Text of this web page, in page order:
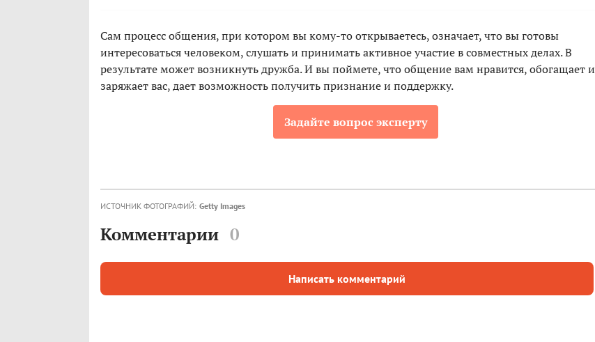
Сам процесс общения, при котором вы кому-то открываетесь, означает, что вы готовы
интересоваться человеком, слушать и принимать активное участие в совместных делах. В
результате может возникнуть дружба. И вы поймете, что общение вам нравится, обогащает и
заряжает вас, дает возможность получить признание и поддержку.
Задайте вопрос эксперту
ИСТОЧНИК ФОТОГРАФИЙ: Getty Images
Комментарии 0
Написать комментарий